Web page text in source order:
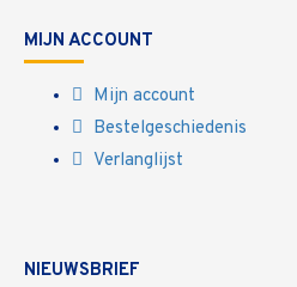
MIJN ACCOUNT
Mijn account
Bestelgeschiedenis
Verlanglijst
NIEUWSBRIEF